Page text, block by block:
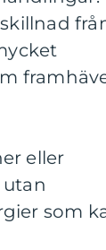
eller
som